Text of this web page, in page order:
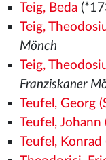
Teig, Beda
Teig,
Mönch
Teig,
Franziskaner
Teufel, Georg
Teufel, Johann
Teufel, Konrad